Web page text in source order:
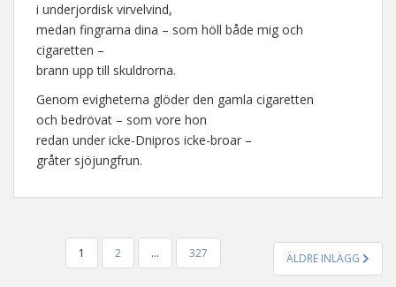
i underjordisk virvelvind,
medan fingrarna dina – som höll både mig och
cigaretten –
brann upp till skuldrorna.
Genom evigheterna glöder den gamla cigaretten
och bedrövat – som vore hon
redan under icke-Dnipros icke-broar –
gråter sjöjungfrun.
SIDNUMRERING FÖR INLÄGG
1 2 … 327 ÄLDRE INLÄGG